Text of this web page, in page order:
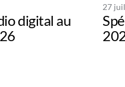
digital au
27